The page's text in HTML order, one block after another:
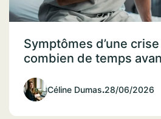
Symptômes d’une
combien de temps
Céline Dumas.28/06/2026